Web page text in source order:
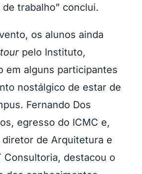
trabalho” conclui.
os alunos ainda
tour pelo Instituto,
em alguns participantes
nostálgico de estar de
Fernando Dos
egresso do ICMC e,
diretor de Arquitetura e
Consultoria, destacou o